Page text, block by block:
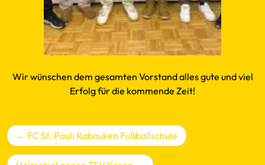
Wir wünschen dem gesamten Vorstand alles gute und viel
Erfolg für die kommende Zeit!
Beitragsnavigation
FC St. Pauli Rabauken Fußballschule